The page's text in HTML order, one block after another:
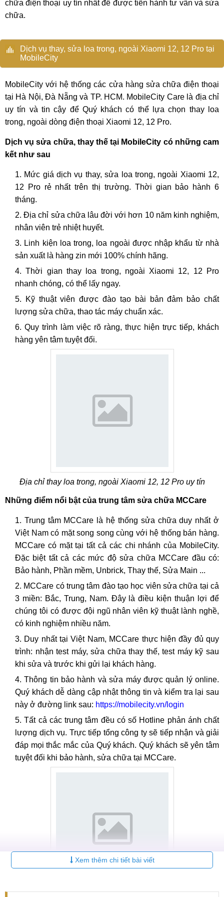
chữa điện thoại uy tín nhất để được tiến hành tư vấn và sửa
chữa.
Dịch vụ thay, sửa loa trong, ngoài Xiaomi 12, 12 Pro tại
MobileCity
MobileCity với hệ thống các cửa hàng sửa chữa điện thoại
tại Hà Nội, Đà Nẵng và TP. HCM. MobileCity Care là địa chỉ
uy tín và tin cậy để Quý khách có thể lựa chọn thay loa
trong, ngoài dòng điện thoại Xiaomi 12, 12 Pro.
Dịch vụ sửa chữa, thay thế tại MobileCity có những cam
kết như sau
Mức giá dịch vụ thay, sửa loa trong, ngoài Xiaomi 12,
12 Pro rẻ nhất trên thị trường. Thời gian bảo hành 6
tháng.
Địa chỉ sửa chữa lâu đời với hơn 10 năm kinh nghiệm,
nhân viên trẻ nhiệt huyết.
Linh kiện loa trong, loa ngoài được nhập khẩu từ nhà
sản xuất là hàng zin mới 100% chính hãng.
Thời gian thay loa trong, ngoài Xiaomi 12, 12 Pro
nhanh chóng, có thể lấy ngay.
Kỹ thuật viên được đào tạo bài bản đảm bảo chất
lượng sửa chữa, thao tác máy chuẩn xác.
Quy trình làm việc rõ ràng, thực hiện trực tiếp, khách
hàng yên tâm tuyệt đối.
Địa chỉ thay loa trong, ngoài Xiaomi 12, 12 Pro uy tín
Những điểm nổi bật của trung tâm sửa chữa MCCare
Trung tâm MCCare là hệ thống sửa chữa duy nhất ở
Việt Nam có mặt song song cùng với hệ thống bán hàng.
MCCare có mặt tại tất cả các chi nhánh của MobileCity.
Đặc biệt tất cả các mức độ sửa chữa MCCare đầu có:
Bảo hành, Phần mềm, Unbrick, Thay thế, Sửa Main ...
MCCare có trung tâm đào tạo học viên sửa chữa tại cả
3 miền: Bắc, Trung, Nam. Đây là điều kiện thuận lợi để
chúng tôi có được đội ngũ nhân viên kỹ thuật lành nghề,
có kinh nghiệm nhiều năm.
Duy nhất tại Việt Nam, MCCare thực hiện đầy đủ quy
trình: nhận test máy, sửa chữa thay thế, test máy kỹ sau
khi sửa và trước khi gửi lại khách hàng.
Thông tin bảo hành và sửa máy được quản lý online.
Quý khách dễ dàng cập nhật thông tin và kiểm tra lại sau
này ở đường link sau: https://mobilecity.vn/login
Tất cả các trung tâm đều có số Hotline phản ánh chất
lượng dịch vụ. Trực tiếp tổng công ty sẽ tiếp nhận và giải
đáp mọi thắc mắc của Quý khách. Quý khách sẽ yên tâm
tuyệt đối khi bảo hành, sửa chữa tại MCCare.
Xem thêm chi tiết bài viết